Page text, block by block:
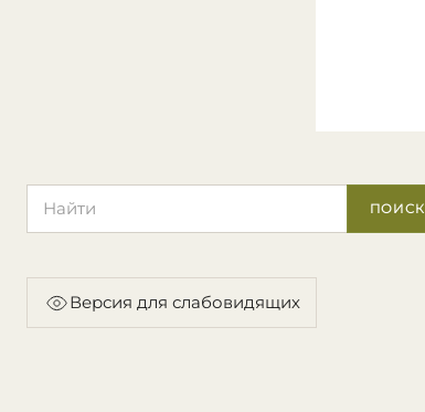
ПОИСК
Версия для слабовидящих